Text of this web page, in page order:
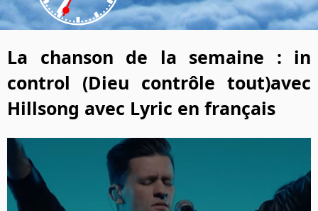
La chanson de la semaine : in
control (Dieu contrôle tout)avec
Hillsong avec Lyric en français